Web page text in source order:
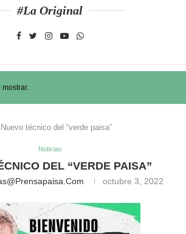
#La Original
mostrar.
Nuevo técnico del “verde paisa”
Noticias
DEL “VERDE PAISA”
octubre 3, 2022